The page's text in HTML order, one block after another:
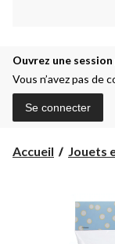
Ouvrez une
Vous n’avez pas de
Se connecter
Accueil Jouets